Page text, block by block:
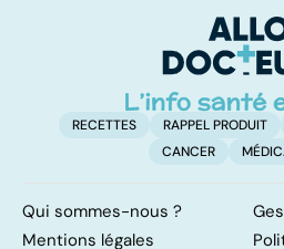
RECETTES RAPPEL PRODUIT
CANCER
Qui sommes-nous ?
Mentions légales